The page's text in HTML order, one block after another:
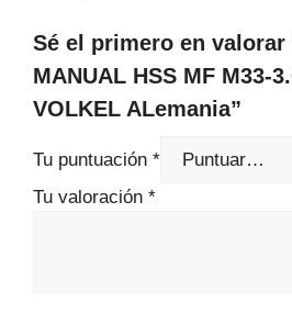
Sé el primero en valorar
MANUAL HSS MF M33-
VOLKEL ALemania”
Tu puntuación *
Tu valoración *